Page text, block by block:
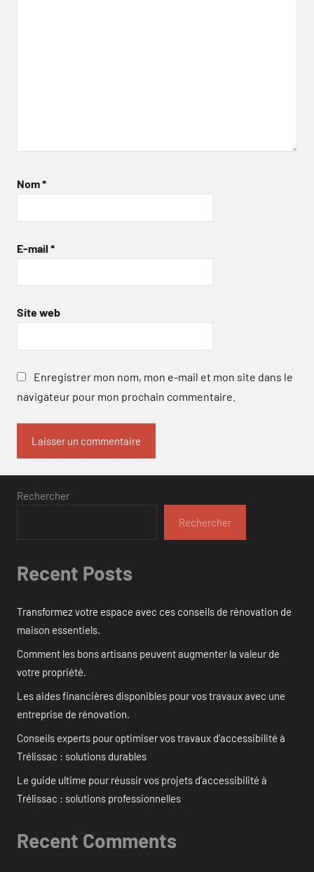
Nom*
E-mail *
Site web
Enregistrer mon nom, mon e-mail et mon site dans le
navigateur pour mon prochain commentaire.
Rechercher
Rechercher
Recent Posts
Transformez votre espace avec ces conseils de rénovation de
maison essentiels.
Comment les bons artisans peuvent augmenter la valeur de
votre propriété.
Les aides financières disponibles pour vos travaux avec une
entreprise de rénovation.
Conseils experts pour optimiser vos travaux d’accessibilité à
Trélissac : solutions durables
Le guide ultime pour réussir vos projets d’accessibilité à
Trélissac : solutions professionnelles
Recent Comments